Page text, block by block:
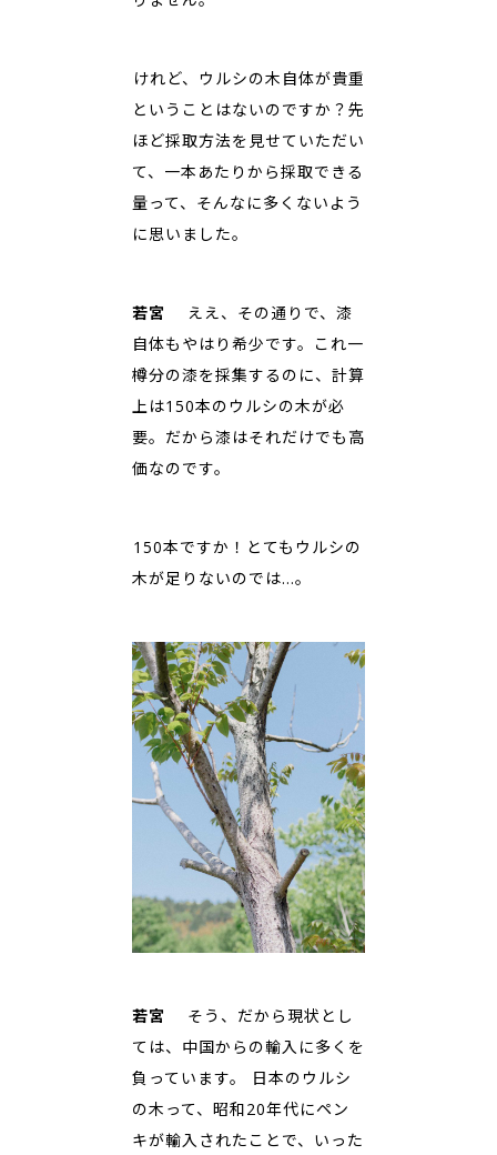
――けれど、ウルシの木自体が貴重
ということはないのですか？先
ほど採取方法を見せていただい
て、一本あたりから採取できる
量って、そんなに多くないよう
に思いました。
若宮
ええ、その通りで、漆
自体もやはり希少です。これ一
樽分の漆を採集するのに、計算
上は150本のウルシの木が必
要。だから漆はそれだけでも高
価なのです。
――150本ですか！とてもウルシの
木が足りないのでは…。
若宮
そう、だから現状とし
ては、中国からの輸入に多くを
負っています。 日本のウルシ
の木って、昭和20年代にペン
キが輸入されたことで、いった